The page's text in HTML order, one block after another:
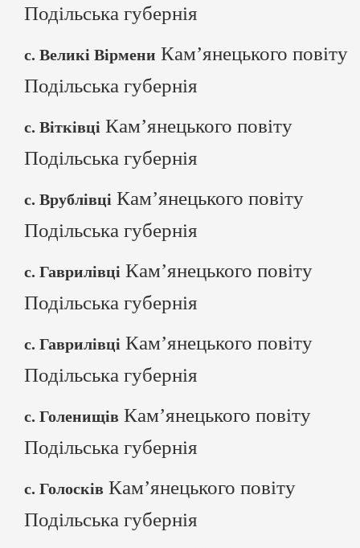
Подільська губернія
с. Великі Вірмени Кам’янецького повіту
Подільська губернія
с. Вітківці Кам’янецького повіту
Подільська губернія
с. Врублівці Кам’янецького повіту
Подільська губернія
с. Гаврилівці Кам’янецького повіту
Подільська губернія
с. Гаврилівці Кам’янецького повіту
Подільська губернія
с. Голенищів Кам’янецького повіту
Подільська губернія
с. Голосків Кам’янецького повіту
Подільська губернія